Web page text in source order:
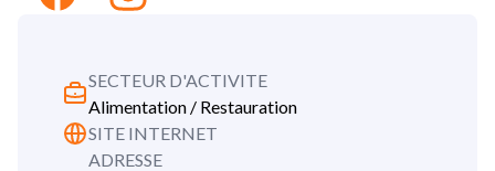
SECTEUR D'ACTIVITE
Alimentation / Restauration
SITE INTERNET
ADRESSE